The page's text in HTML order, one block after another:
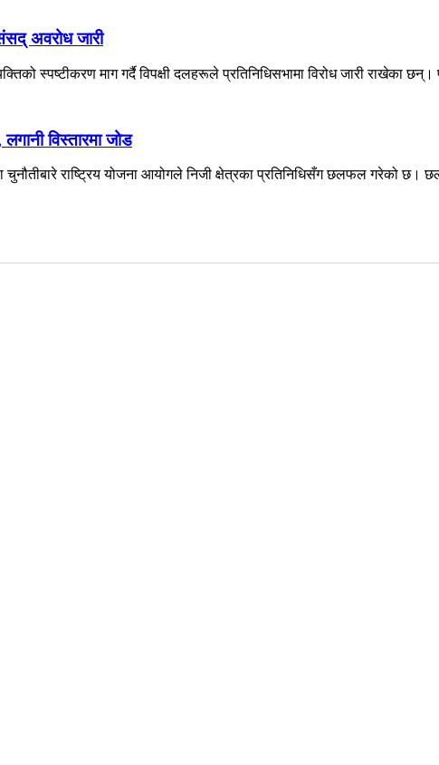
अवरोध जारी
स्पष्टीकरण माग गर्दै विपक्षी दलहरूले प्रतिनिधिसभामा विरोध जारी राखेका छन्।
विस्तारमा जोड
चुनौतीबारे राष्ट्रिय योजना आयोगले निजी क्षेत्रका प्रतिनिधिसँग छलफल गरेको छ।